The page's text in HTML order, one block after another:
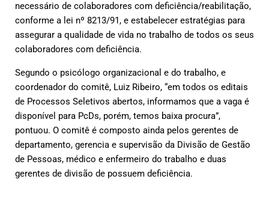
necessário de colaboradores com deficiência/reabilitação,
conforme a lei nº 8213/91, e estabelecer estratégias para
assegurar a qualidade de vida no trabalho de todos os seus
colaboradores com deficiência.
Segundo o psicólogo organizacional e do trabalho, e
coordenador do comitê, Luiz Ribeiro, “em todos os editais
de Processos Seletivos abertos, informamos que a vaga é
disponível para PcDs, porém, temos baixa procura”,
pontuou. O comitê é composto ainda pelos gerentes de
departamento, gerencia e supervisão da Divisão de Gestão
de Pessoas, médico e enfermeiro do trabalho e duas
gerentes de divisão de possuem deficiência.